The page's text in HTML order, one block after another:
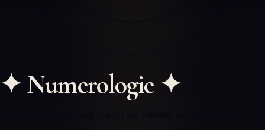
✦Numerologie ✦